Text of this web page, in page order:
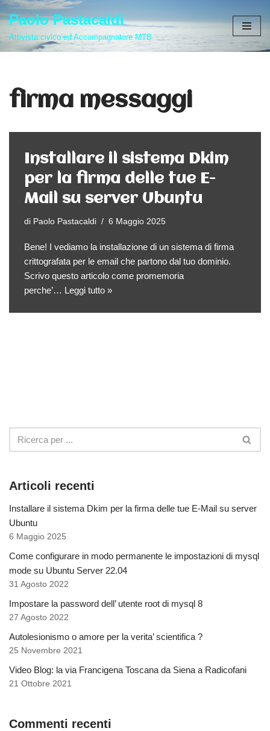
Vai
Paolo Pastacaldi
Attivista civico ed Accompagnatore MTB
firma messaggi
Installare il sistema Dkim
per la firma delle tue E-
Mail su server Ubuntu
di Paolo Pastacaldi 6 Maggio 2025
Bene! I vediamo la installazione di un sistema di firma
crittografata per le email che partono dal tuo dominio.
Scrivo questo articolo come promemoria
perche’… Leggi tutto »
Articoli recenti
Installare il sistema Dkim per la firma delle tue E-Mail su server
Ubuntu
6 Maggio 2025
Come configurare in modo permanente le impostazioni di mysql
mode su Ubuntu Server 22.04
31 Agosto 2022
Impostare la password dell’ utente root di mysql 8
27 Agosto 2022
Autolesionismo o amore per la verita’ scientifica ?
25 Novembre 2021
Video Blog: la via Francigena Toscana da Siena a Radicofani
21 Ottobre 2021
Commenti recenti